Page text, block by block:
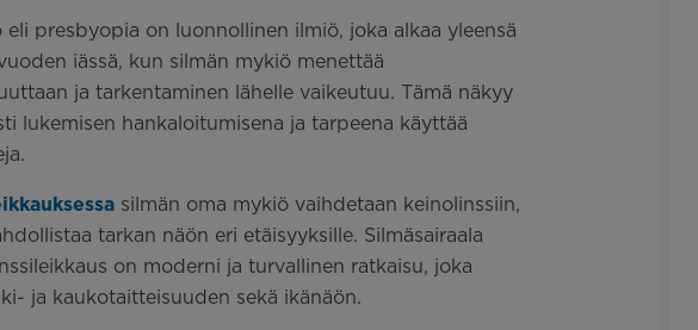
eli presbyopia on luonnollinen ilmiö, joka alkaa yleensä
iässä, kun silmän mykiö menettää
ja tarkentaminen lähelle vaikeutuu. Tämä näkyy
lukemisen hankaloitumisena ja tarpeena käyttää
silmän oma mykiö vaihdetaan keinolinssiin,
tarkan näön eri etäisyyksille. Silmäsairaala
on moderni ja turvallinen ratkaisu, joka
ja kaukotaitteisuuden sekä ikänäön.